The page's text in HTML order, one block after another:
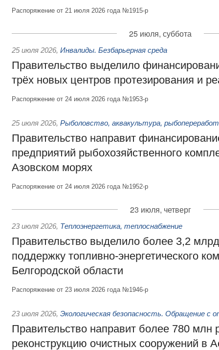
Распоряжение от 21 июля 2026 года №1915-р
25 июля, суббота
25 июля 2026, Инвалиды. Безбарьерная среда
Правительство выделило
трёх новых центров протезирования и
Распоряжение от 24 июля 2026 года №1953-р
25 июля 2026, Рыболовство, аквакультура,
Правительство направит
предприятий рыбохозяйственного
Азовском морях
Распоряжение от 24 июля 2026 года №1952-р
23 июля, четверг
23 июля 2026, Теплоэнергетика, теплоснабжение
Правительство выделило более 3,2
поддержку топливно-энергетического
Белгородской области
Распоряжение от 23 июля 2026 года №1946-р
23 июля 2026, Экологическая безопасность. Обращение с
Правительство направит более 780 млн
реконструкцию очистных сооружений в